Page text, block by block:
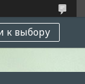
к выбору